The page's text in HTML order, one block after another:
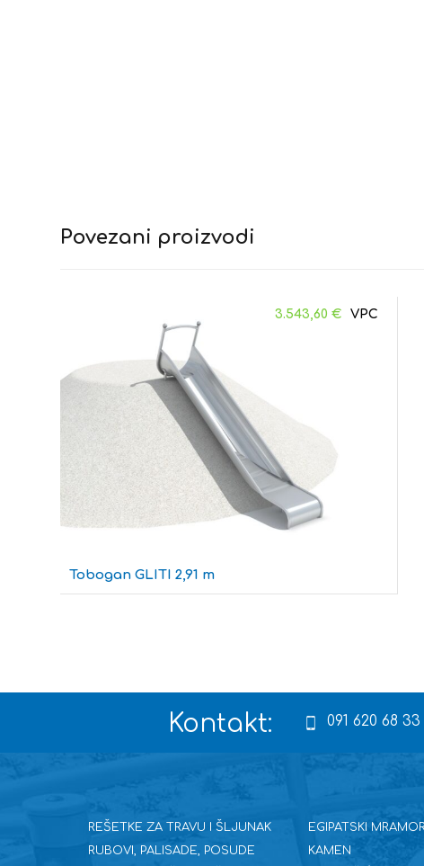
Povezani proizvodi
Tobogan GLITI 2,91 m
3.543,60€
Kontakt: 091 620 68 33
REŠETKE ZA TRAVU I ŠLJUNAK
RUBOVI, PALISADE, POSUDE
EGIPATSKI
KAMEN